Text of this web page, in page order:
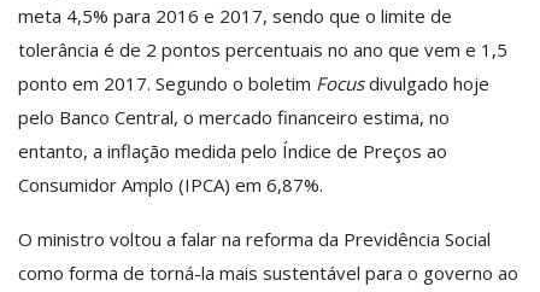
meta 4,5% para 2016 e 2017, sendo que o limite de
tolerância é de 2 pontos percentuais no ano que vem e 1,5
ponto em 2017. Segundo o boletim Focusdivulgado hoje
pelo Banco Central, o mercado financeiro estima, no
entanto, a inflação medida pelo Índice de Preços ao
Consumidor Amplo (IPCA) em 6,87%.
O ministro voltou a falar na reforma da Previdência Social
como forma de torná-la mais sustentável para o governo ao